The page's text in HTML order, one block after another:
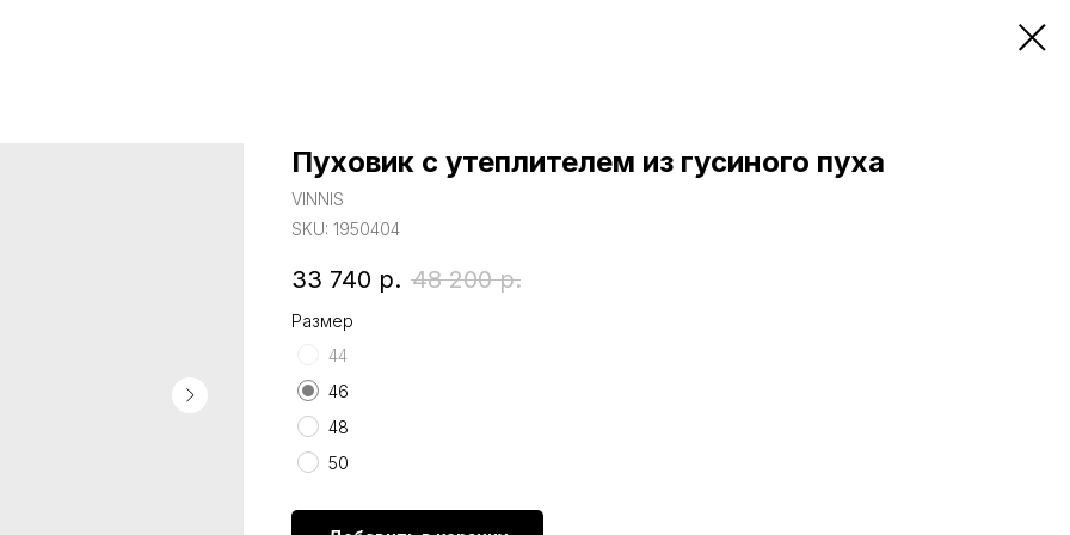
Пуховик с утеплителем из гусиного пуха
VINNIS
SKU: 1950404
33 740 р. 48 200 р.
Размер
44
46
48
50